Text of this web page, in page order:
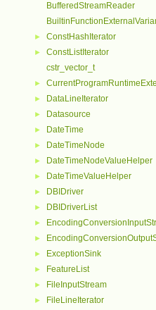
BufferedStreamReader
► ConstHashIterator
►
ConstListIterator
cstr_vector_t
►
► DataLineIterator
► Datasource
► DateTime
► DateTimeNode
► DateTimeNodeValueHelper
► DateTimeValueHelper
► DBIDriver
► DBIDriverList
►
►
► ExceptionSink
► FeatureList
► FileInputStream
► FileLineIterator